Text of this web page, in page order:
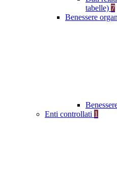
tabelle) 7
Benessere
Enti controllati 1